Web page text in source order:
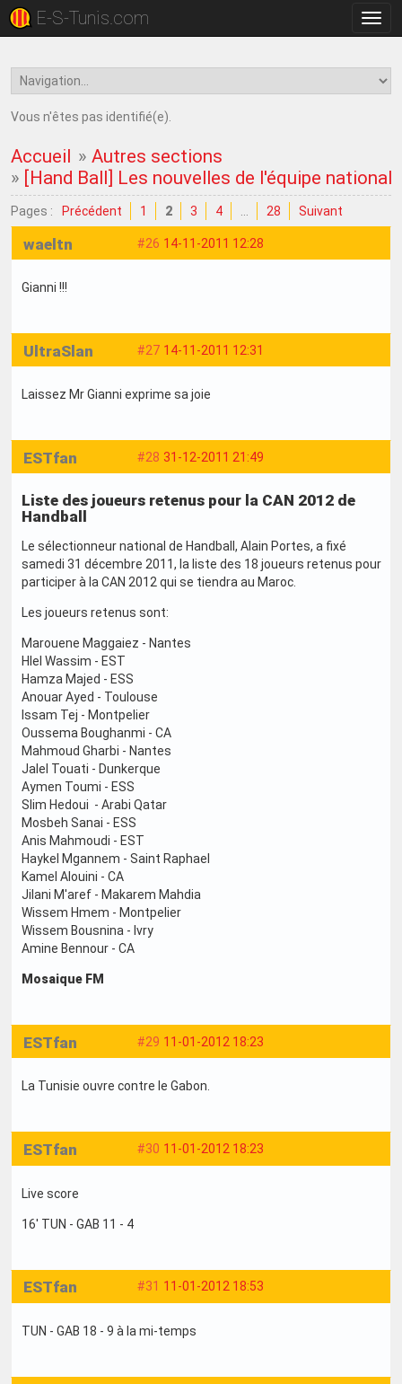
la
E-S-Tunis.com
Vous n'êtes pas identifié(e).
Accueil »Autres sections
» [Hand Ball] Les nouvelles de l'équipe nationale
Pages : Précédent 1 2 3 4 28 Suivant
#26 14-11-2011 12:28
waeltn
Gianni !!!
#27 14-11-2011 12:31
UltraSlan
Laissez Mr Gianni exprime sa joie
#28 31-12-2011 21:49
ESTfan
Liste des joueurs retenus pour la CAN 2012 de
Handball
Le sélectionneur national de Handball, Alain Portes, a fixé
samedi 31 décembre 2011, la liste des 18 joueurs retenus pour
participer à la CAN 2012 qui se tiendra au Maroc.
Les joueurs retenus sont:
Marouene Maggaiez - Nantes
Hlel Wassim - EST
Hamza Majed - ESS
Anouar Ayed - Toulouse
Issam Tej - Montpelier
Oussema Boughanmi - CA
Mahmoud Gharbi - Nantes
Jalel Touati - Dunkerque
Aymen Toumi - ESS
Slim Hedoui - Arabi Qatar
Mosbeh Sanai - ESS
Anis Mahmoudi - EST
Haykel Mgannem - Saint Raphael
Kamel Alouini - CA
Jilani M'aref - Makarem Mahdia
Wissem Hmem - Montpelier
Wissem Bousnina - Ivry
Amine Bennour - CA
Mosaique FM
#29 11-01-2012 18:23
ESTfan
La Tunisie ouvre contre le Gabon.
#30 11-01-2012 18:23
ESTfan
Live score
16' TUN - GAB 11 - 4
#31 11-01-2012 18:53
ESTfan
TUN - GAB 18 - 9 à la mi-temps